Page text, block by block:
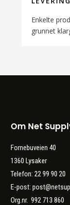
Enkelte
grunnet
Om Net
Fornebuveien 40
1360 Lysaker
Telefon: 22 99 90 20
E-post:
Org.nr. 992 713 860